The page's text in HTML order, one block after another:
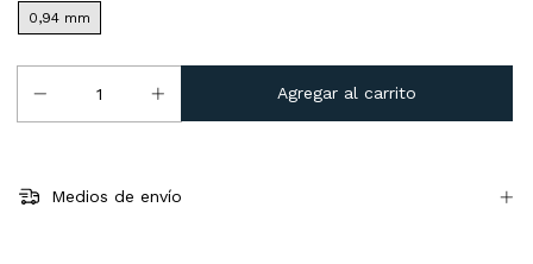
0,94 mm
Medios de envío